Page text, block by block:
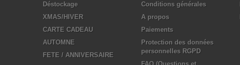
Déstockage
XMAS/HIVER
CARTE CADEAU
AUTOMNE
FETE / ANNIVERSAIRE
Conditions générales
A propos
Paiements
Protection des données
personnelles RGPD